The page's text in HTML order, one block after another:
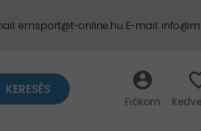
emsport@t-online.hu E-mail:
account_circle
KERESÉS